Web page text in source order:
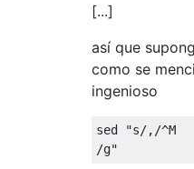
[...]
así que
como se
ingenioso
sed "s/,/^M